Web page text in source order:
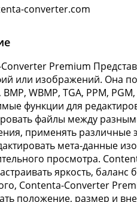
converter.com
Premium
или изображений. Она
BMP, WBMP, TGA, PPM,
функции для
файлы между
применять различные
мета-данные
просмотра.
яркость,
Contenta-Converter
положение, размер и